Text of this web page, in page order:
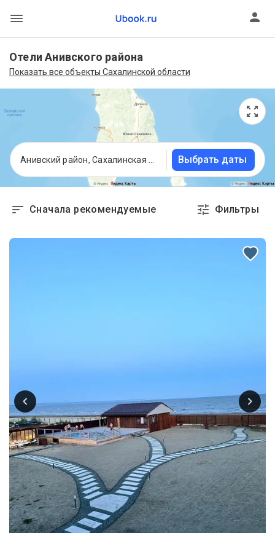
Отели Анивского района
Показать все объекты Сахалинской области
Выбрать даты
Сначала рекомендуемые Фильтры